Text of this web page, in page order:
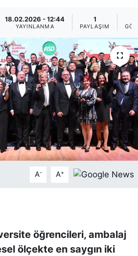
18.02.2026 - 12:44
YAYINLANMA
1
PAYLAŞIM
A- A+
öğrencileri, ambalaj
ölçekte en saygın iki